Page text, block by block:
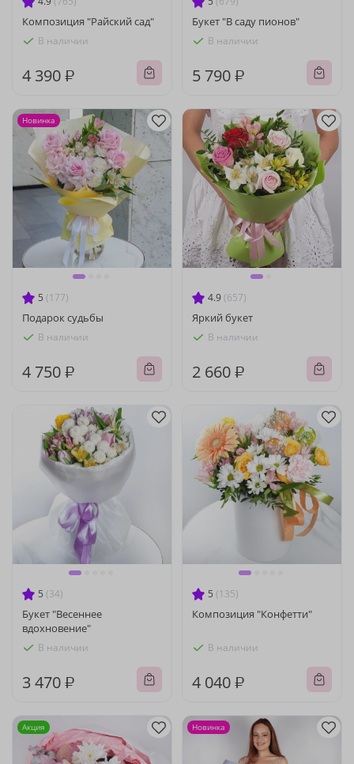
Композиция "Райский сад"
В наличии
4 390 ₽
Букет "В саду пионов"
В наличии
5 790 ₽
5 (177)
Подарок судьбы
В наличии
4 750 ₽
Новинка
4.9 (657)
Яркий букет
В наличии
2 660 ₽
5 (34)
Букет "Весеннее
вдохновение"
В наличии
3 470 ₽
5 (135)
Композиция "Конфетти"
В наличии
4 040 ₽
Акция Новинка